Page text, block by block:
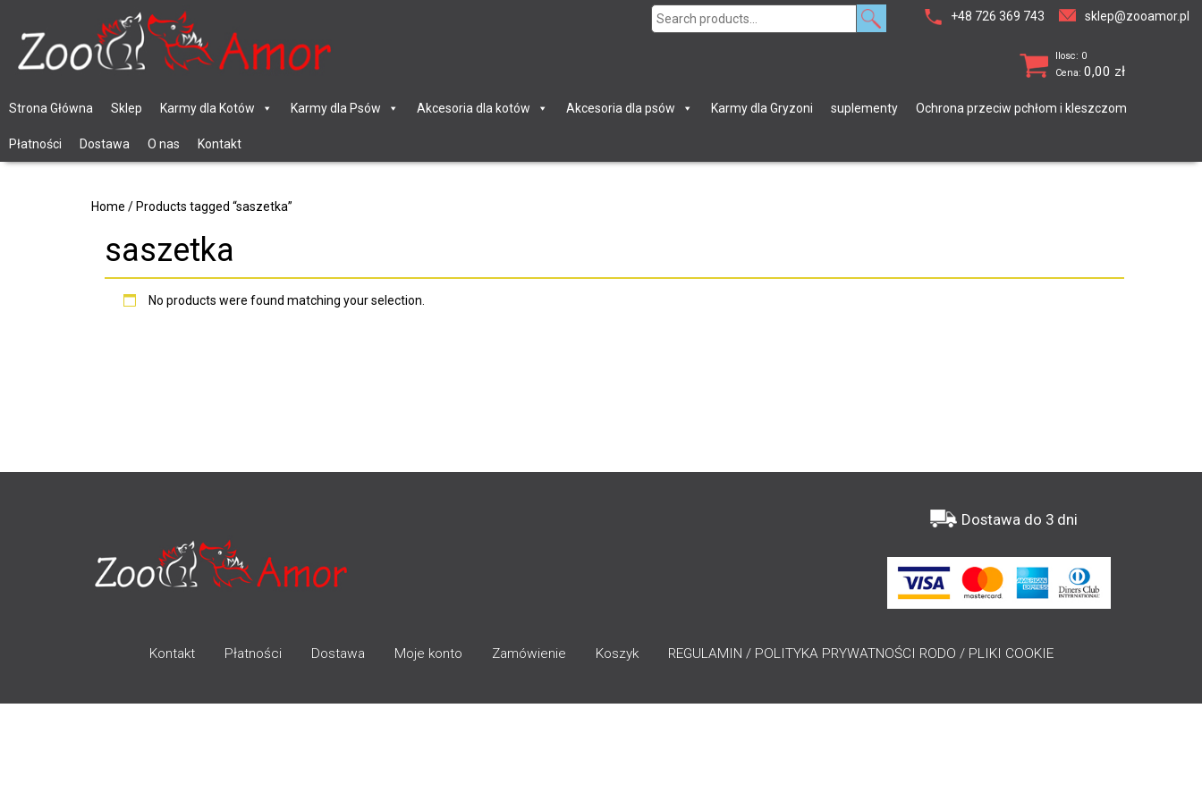
+48 726 369 743 sklep@zooamor.pl
Search
Ilosc: 0
Cena: 0,00 zł
Strona Główna Sklep Karmy dla Kotów Karmy dla Psów Akcesoria dla kotów Akcesoria dla psów Karmy dla Gryzoni suplementy Ochrona przeciw pchłom i kleszczom
Płatności Dostawa O nas Kontakt
Home / Products tagged “saszetka”
saszetka
No products were found matching your selection.
Dostawa do 3 dni
Kontakt Płatności Dostawa Moje konto Zamówienie Koszyk REGULAMIN / POLITYKA PRYWATNOŚCI RODO / PLIKI COOKIE